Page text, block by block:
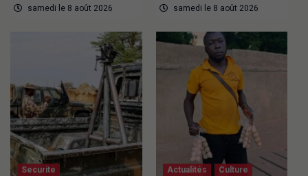
samedi le 8 août 2026 samedi le 8 août 2026
Securite Actualités Culture